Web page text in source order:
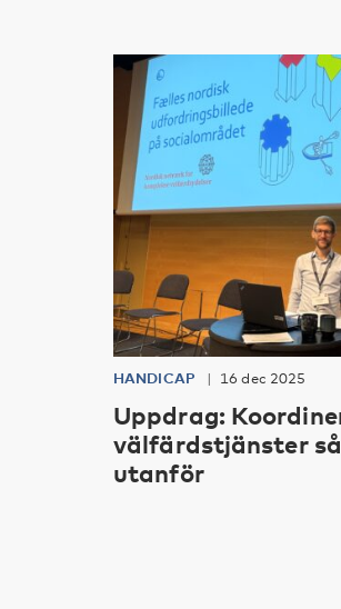
HANDICAP 16 dec 2025
Uppdrag:
välfärdstjänster
utanför